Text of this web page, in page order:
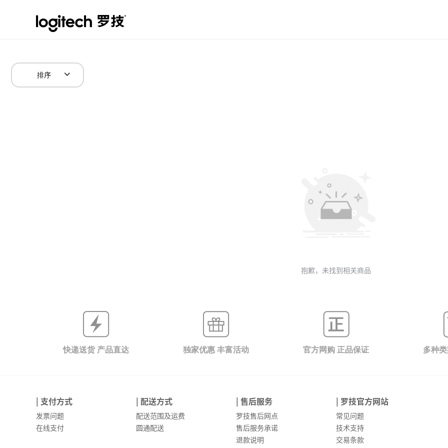
抱歉，未找到相关商品
快递送货 产品直达 独家优惠 丰富活动 官方网购 正品保证 多种
| 支付方式
发票问题
在线支付
| 配送方式
配送范围及运费
圆通配送
| 售后服务
罗技售后网点
售后服务承诺
退款说明
| 罗技官方网站
常见问题
技术支持
交易条款